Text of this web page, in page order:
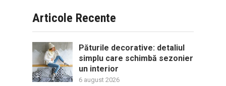
Articole Recente
Păturile decorative: detaliul
simplu care schimbă sezonier
un interior
6 august 2026